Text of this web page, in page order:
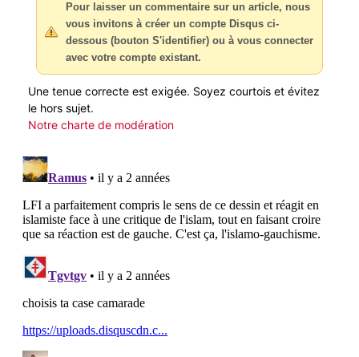
Pour laisser un commentaire sur un article, nous
vous invitons à créer un compte Disqus ci-
dessous (bouton S'identifier) ou à vous connecter
avec votre compte existant.
Une tenue correcte est exigée. Soyez courtois et évitez
le hors sujet.
Notre charte de modération